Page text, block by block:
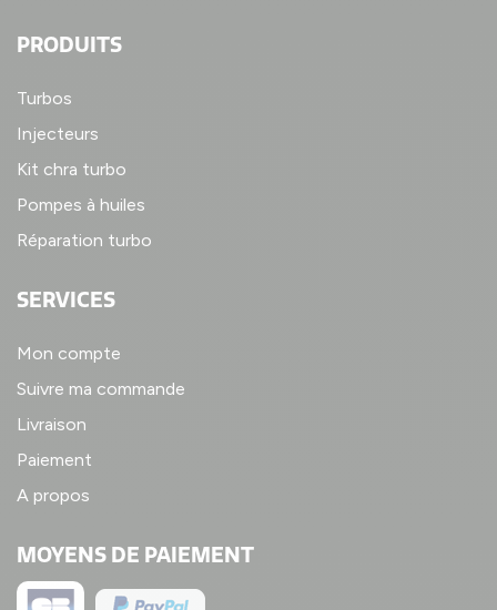
PRODUITS
Turbos
Injecteurs
Kit chra turbo
Pompes à huiles
Réparation turbo
SERVICES
Mon compte
Suivre ma commande
Livraison
Paiement
A propos
MOYENS DE PAIEMENT